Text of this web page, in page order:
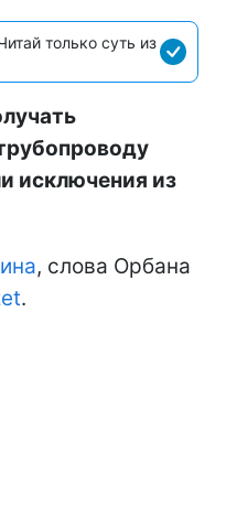
только суть из
исключения из
, слова Орбана
.